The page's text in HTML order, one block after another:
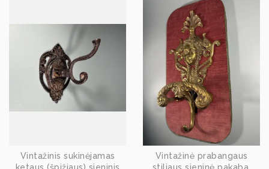
Vintažinis sukinėjamas
ketaus (špižiaus) sieninis
Vintažinė prabangaus
stiliaus sieninė pakaba,